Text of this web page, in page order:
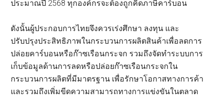
ประมาณปี 2568 ทุกองค์กรจะต้องถูกคิดภาษีคาร์บอน
ดังนั้นผู้ประกอบการไทยจึงควรเร่งศึกษา ลงทุน และ
ปรับปรุงประสิทธิภาพในกระบวนการผลิตสินค้าเพื่อลดการ
ปล่อยคาร์บอนหรือก๊าซเรือนกระจก รวมถึงจัดทำระบบการ
เก็บข้อมูลด้านการลดหรือปล่อยก๊าซเรือนกระจกใน
กระบวนการผลิตที่มีมาตรฐาน เพื่อรักษาโอกาสทางการค้า
และรวมถึงเพิ่มขีดความสามารถทางการแข่งขันในตลาด